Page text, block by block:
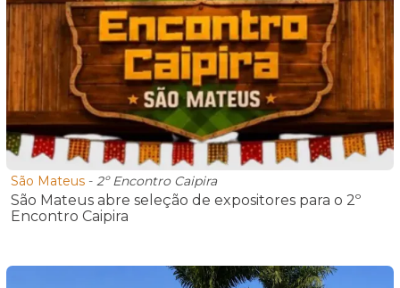
São Mateus - 2º Encontro Caipira
São Mateus abre seleção de expositores para o 2º
Encontro Caipira